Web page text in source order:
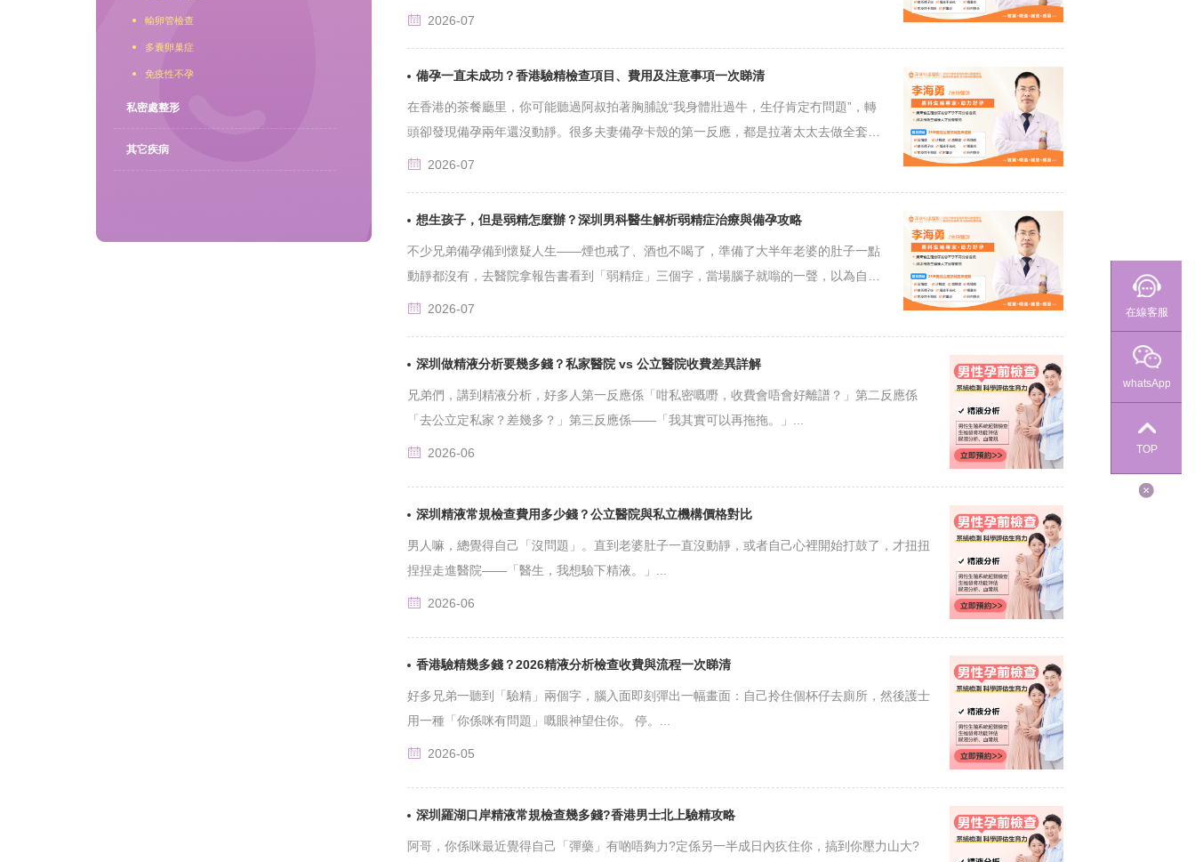
輸卵管檢查
多囊卵巢症
免疫性不孕
私密處整形
其它疾病
隨......
2026-07
備孕一直未成功？香港驗精檢查項目、費用及注意事項一次睇清
在香港的茶餐廳里，你可能聽過阿叔拍著胸脯說“我身體壯過牛，生仔肯定冇問題”，轉
頭卻發現備孕兩年還沒動靜。很多夫妻備孕卡殼的第一反應，都是拉著太太去做全套
婦......
2026-07
想生孩子，但是弱精怎麼辦？深圳男科醫生解析弱精症治療與備孕攻略
不少兄弟備孕備到懷疑人生——煙也戒了、酒也不喝了，準備了大半年老婆的肚子一點
動靜都沒有，去醫院拿報告書看到「弱精症」三個字，當場腦子就嗡的一聲，以為自己
從......
2026-07
深圳做精液分析要幾多錢？私家醫院 vs 公立醫院收費差異詳解
兄弟們，講到精液分析，好多人第一反應係「咁私密嘅嘢，收費會唔會好離譜？」第二反應係
「去公立定私家？差幾多？」第三反應係——「我其實可以再拖拖。」...
2026-06
深圳精液常規檢查費用多少錢？公立醫院與私立機構價格對比
男人嘛，總覺得自己「沒問題」。直到老婆肚子一直沒動靜，或者自己心裡開始打鼓了，才扭扭
捏捏走進醫院——「醫生，我想驗下精液。」...
2026-06
香港驗精幾多錢？2026精液分析檢查收費與流程一次睇清
好多兄弟一聽到「驗精」兩個字，腦入面即刻彈出一幅畫面：自己拎住個杯仔去廁所，然後護士
用一種「你係咪有問題」嘅眼神望住你。 停。...
2026-05
深圳羅湖口岸精液常規檢查幾多錢?香港男士北上驗精攻略
阿哥，你係咪最近覺得自己「彈藥」有啲唔夠力?定係另一半成日內疚住你，搞到你壓力山大?
在線客服
whatsApp
TOP